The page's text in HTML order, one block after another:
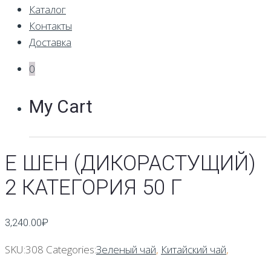
Каталог
Контакты
Доставка
0
My Cart
Е ШЕН (ДИКОРАСТУЩИЙ)
2 КАТЕГОРИЯ 50 Г
3,240.00₽
SKU:308 Categories:Зеленый чай, Китайский чай,